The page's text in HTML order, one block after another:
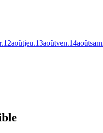
12aoûtjeu.13aoûtven.14août